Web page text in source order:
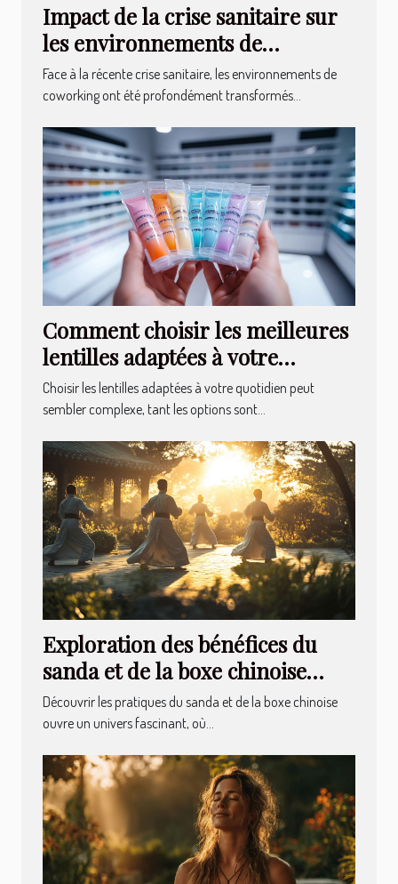
Impact de la crise sanitaire sur
les environnements de
coworking
Face à la récente crise sanitaire, les environnements de
coworking ont été profondément transformés...
Comment choisir les meilleures
lentilles adaptées à votre
quotidien ?
Choisir les lentilles adaptées à votre quotidien peut
sembler complexe, tant les options sont...
Exploration des bénéfices du
sanda et de la boxe chinoise
pour la santé mentale
Découvrir les pratiques du sanda et de la boxe chinoise
ouvre un univers fascinant, où...